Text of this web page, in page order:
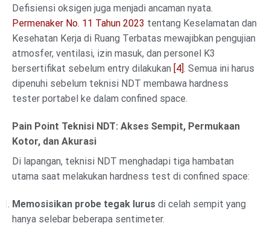
Defisiensi oksigen juga menjadi ancaman nyata.
Permenaker No. 11 Tahun 2023 tentang Keselamatan dan
Kesehatan Kerja di Ruang Terbatas mewajibkan pengujian
atmosfer, ventilasi, izin masuk, dan personel K3
bersertifikat sebelum entry dilakukan [4] . Semua ini harus
dipenuhi sebelum teknisi NDT membawa hardness
tester portabel ke dalam confined space.
Pain Point Teknisi NDT: Akses Sempit, Permukaan
Kotor, dan Akurasi
Di lapangan, teknisi NDT menghadapi tiga hambatan
utama saat melakukan hardness test di confined space:
Memosisikan probe tegak lurus di celah sempit yang
hanya selebar beberapa sentimeter.